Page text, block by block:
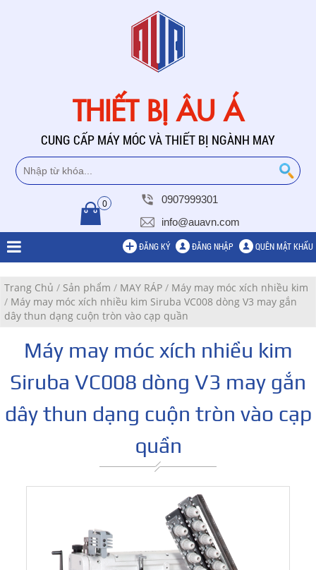
THIẾT BỊ ÂU Á
CUNG CẤP MÁY MÓC VÀ THIẾT BỊ NGÀNH MAY
0
0907999301
info@auavn.com
ĐĂNG KÝ ĐĂNG NHẬP QUÊN MẬT KHẨU
Trang Chủ / Sản phẩm / MAY RÁP / Máy may móc xích nhiều kim
/ Máy may móc xích nhiều kim Siruba VC008 dòng V3 may gắn
dây thun dạng cuộn tròn vào cạp quần
Máy may móc xích nhiều kim
Siruba VC008 dòng V3 may gắn
dây thun dạng cuộn tròn vào cạp
quần